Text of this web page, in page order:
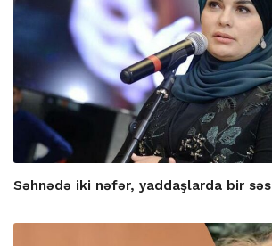
Səhnədə iki nəfər, yaddaşlarda bir səs